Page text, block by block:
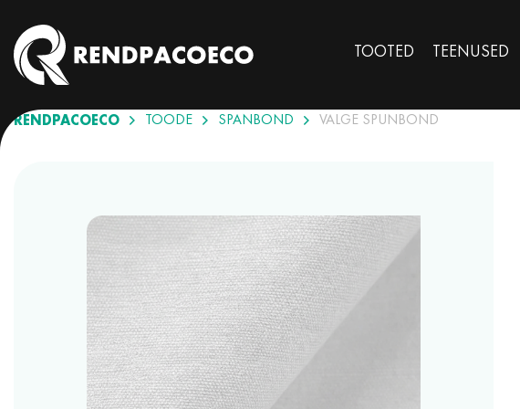
TOOTED TEENUSED
RENDPACOECO TOODE SPANBOND VALGE SPUNBOND